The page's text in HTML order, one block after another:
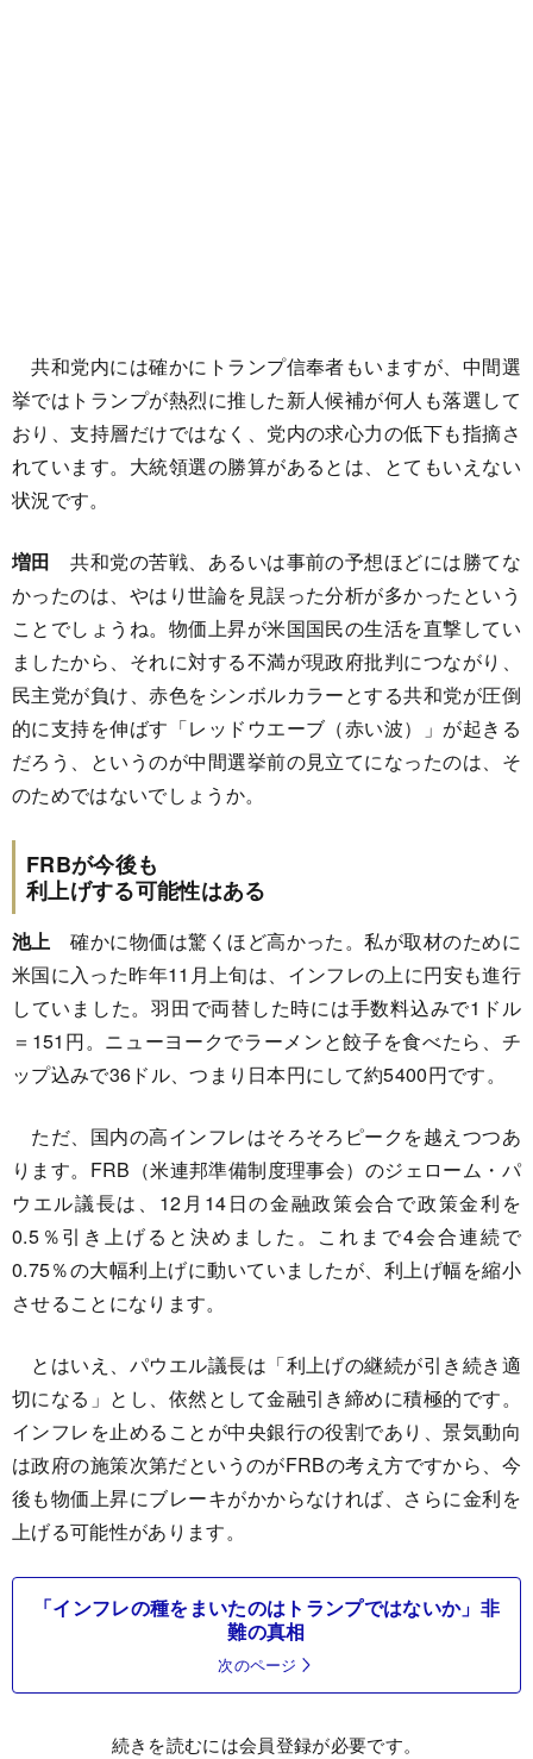
共和党内には確かにトランプ信奉者もいますが、中間選
挙ではトランプが熱烈に推した新人候補が何人も落選して
おり、支持層だけではなく、党内の求心力の低下も指摘さ
れています。大統領選の勝算があるとは、とてもいえない
状況です。
増田 共和党の苦戦、あるいは事前の予想ほどには勝てな
かったのは、やはり世論を見誤った分析が多かったという
ことでしょうね。物価上昇が米国国民の生活を直撃してい
ましたから、それに対する不満が現政府批判につながり、
民主党が負け、赤色をシンボルカラーとする共和党が圧倒
的に支持を伸ばす「レッドウエーブ（赤い波）」が起きる
だろう、というのが中間選挙前の見立てになったのは、そ
のためではないでしょうか。
FRBが今後も
利上げする可能性はある
池上 確かに物価は驚くほど高かった。私が取材のために
米国に入った昨年11月上旬は、インフレの上に円安も進行
していました。羽田で両替した時には手数料込みで1ドル
＝151円。ニューヨークでラーメンと餃子を食べたら、チ
ップ込みで36ドル、つまり日本円にして約5400円です。
ただ、国内の高インフレはそろそろピークを越えつつあ
ります。FRB（米連邦準備制度理事会）のジェローム・パ
ウエル議長は、12月14日の金融政策会合で政策金利を
0.5％引き上げると決めました。これまで4会合連続で
0.75％の大幅利上げに動いていましたが、利上げ幅を縮小
させることになります。
とはいえ、パウエル議長は「利上げの継続が引き続き適
切になる」とし、依然として金融引き締めに積極的です。
インフレを止めることが中央銀行の役割であり、景気動向
は政府の施策次第だというのがFRBの考え方ですから、今
後も物価上昇にブレーキがかからなければ、さらに金利を
上げる可能性があります。
「インフレの種をまいたのはトランプではないか」非
難の真相
次のページ
続きを読むには会員登録が必要です。